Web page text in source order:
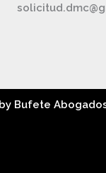
Bufete